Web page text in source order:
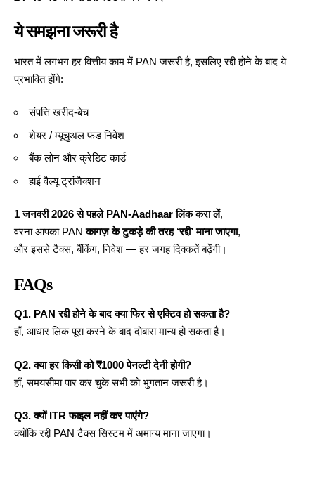
ये समझना जरूरी है
भारत में लगभग हर वित्तीय काम में PAN जरूरी है, इसलिए रद्दी होने के बाद ये
प्रभावित होंगे:
संपत्ति खरीद-बेच
शेयर / म्यूचुअल फंड निवेश
बैंक लोन और क्रेडिट कार्ड
हाई वैल्यू ट्रांजैक्शन
1 जनवरी 2026 से पहले PAN-Aadhaar लिंक करा लें,
वरना आपका PANकागज़ के टुकड़े की तरह ‘रद्दी’ माना जाएगा,
और इससे टैक्स, बैंकिंग, निवेश — हर जगह दिक्कतें बढ़ेंगी।
FAQs
Q1. PAN रद्दी होने के बाद क्या फिर से एक्टिव हो सकता है?
हाँ, आधार लिंकपूरा करने के बाद दोबारा मान्य हो सकता है।
Q2. क्या हर किसी को ₹1000 पेनल्टी देनी होगी?
हाँ, समयसीमा पार कर चुके सभी को भुगतान जरूरी है।
Q3.क्यों ITR फाइल नहीं करपाएंगे?
क्योंकि रद्दी PAN टैक्स सिस्टम में अमान्य माना जाएगा।